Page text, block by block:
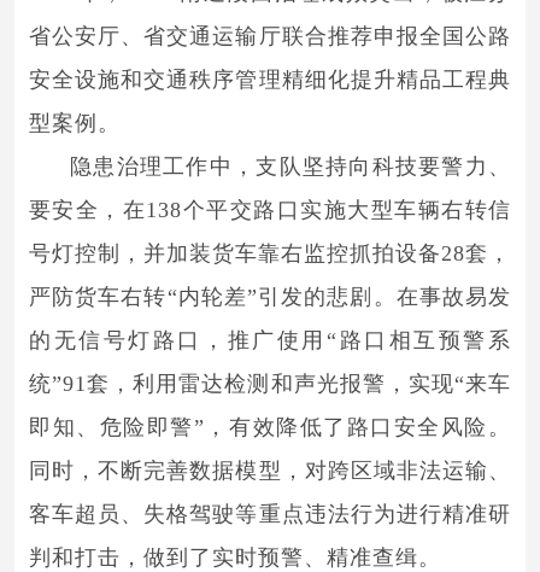
省公安厅、省交通运输厅联合推荐申报全国公路
安全设施和交通秩序管理精细化提升精品工程典
型案例。
隐患治理工作中，支队坚持向科技要警力、
要安全，在138个平交路口实施大型车辆右转信
号灯控制，并加装货车靠右监控抓拍设备28套，
严防货车右转“内轮差”引发的悲剧。在事故易发
的无信号灯路口，推广使用“路口相互预警系
统”91套，利用雷达检测和声光报警，实现“来车
即知、危险即警”，有效降低了路口安全风险。
同时，不断完善数据模型，对跨区域非法运输、
客车超员、失格驾驶等重点违法行为进行精准研
判和打击，做到了实时预警、精准查缉。